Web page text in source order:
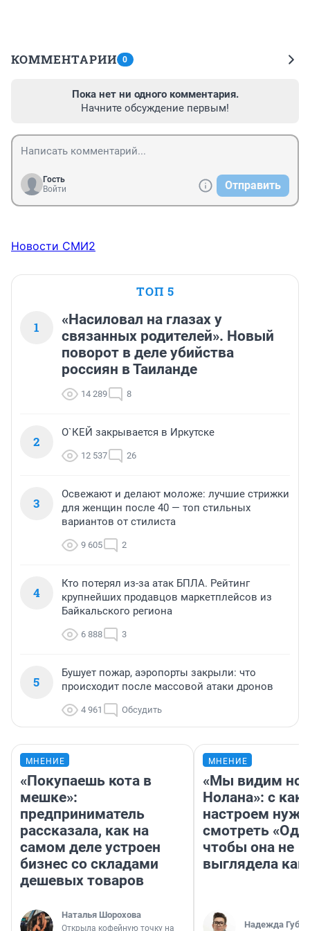
КОММЕНТАРИИ 0
Пока нет ни одного комментария.
Начните обсуждение первым!
Гость
Войти
Отправить
Новости СМИ2
ТОП 5
1
«Насиловал на глазах у
связанных родителей». Новый
поворот в деле убийства
россиян в Таиланде
14 289 8
2
О`КЕЙ закрывается в Иркутске
12 537 26
3
Освежают и делают моложе: лучшие стрижки
для женщин после 40 — топ стильных
вариантов от стилиста
9 605 2
4
Кто потерял из-за атак БПЛА. Рейтинг
крупнейших продавцов маркетплейсов из
Байкальского региона
6 888 3
5
Бушует пожар, аэропорты закрыли: что
происходит после массовой атаки дронов
4 961 Обсудить
МНЕНИЕ
«Покупаешь кота в
мешке»:
предприниматель
рассказала, как на
самом деле устроен
бизнес со складами
дешевых товаров
Наталья Шорохова
Открыла кофейную точку на
МНЕНИЕ
«Мы видим
Нолана»: с
настроем
смотреть
чтобы она не
выглядела как
Надежда